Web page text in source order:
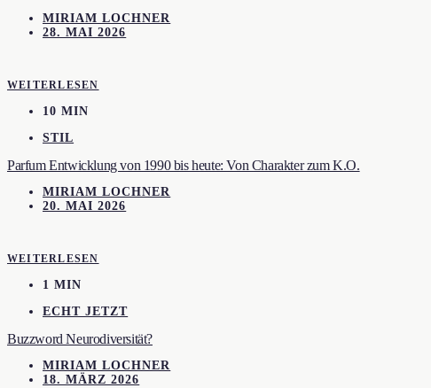
MIRIAM LOCHNER
28. MAI 2026
WEITERLESEN
10 MIN
STIL
Parfum Entwicklung von 1990 bis heute: Von Charakter zum K.O.
MIRIAM LOCHNER
20. MAI 2026
WEITERLESEN
1 MIN
ECHT JETZT
Buzzword Neurodiversität?
MIRIAM LOCHNER
18. MÄRZ 2026